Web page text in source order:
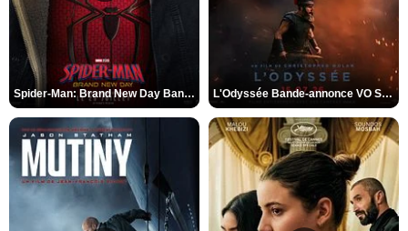
Spider-Man: Brand New Day Bande-annonce VO STFR L'Odyssée Bande-annonce VO STFR